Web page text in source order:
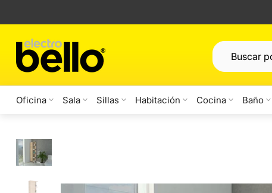
al
contenido
Oficina Sala Sillas Habitación Cocina Baño